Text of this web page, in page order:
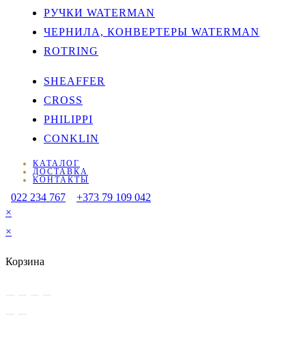
РУЧКИ WATERMAN
ЧЕРНИЛА, КОНВЕРТЕРЫ WATERMAN
ROTRING
SHEAFFER
CROSS
PHILIPPI
CONKLIN
КАТАЛОГ
ДОСТАВКА
КОНТАКТЫ
022 234 767
+373 79 109 042
×
×
Корзина